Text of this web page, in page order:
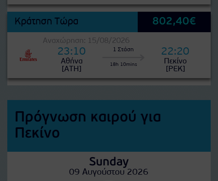
Κράτηση Τώρα 802,40€
Αναχώρηση: 15/08/2026
23:10
Αθήνα
[ATH]
1 Στάση
18h 10mins
22:20
Πεκίνο
[PEK]
Πρόγνωση καιρού για
Πεκίνο
Sunday
09 Αυγούστου 2026